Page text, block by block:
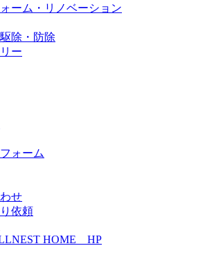
ーム・リノベーション
除・防除
ー
ォーム
せ
依頼
HOME HP